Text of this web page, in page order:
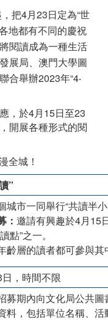
把4月23日定為“世
地都有不同的慶祝
閱讀成為一種生活
展局、澳門大學圖
合舉辦2023年“4‧
，於4月15日至23
開展各種形式的閱
全城！
”
城市一同舉行“共讀半
： 邀請有興趣於4月15
點”之一。
齡層的讀者都可參與
，時間不限
募期內向文化局公共
料，包括單位名稱、